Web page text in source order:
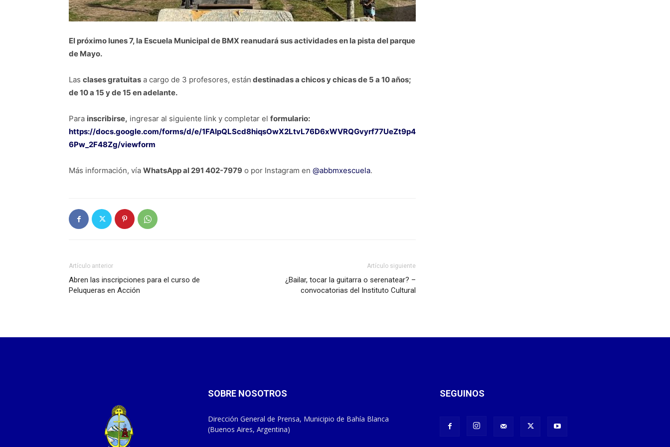
El próximo lunes 7, la Escuela Municipal de BMX reanudará sus actividades en la pista del parque
de Mayo.
Las clases gratuitas a cargo de 3 profesores, están destinadas a chicos y chicas de 5 a 10 años;
de 10 a 15 y de 15 en adelante.
Para inscribirse, ingresar al siguiente link y completar el formulario:
https://docs.google.com/forms/d/e/1FAIpQLScd8hiqsOwX2LtvL76D6xWVRQGvyrf77UeZt9p4
6Pw_2F48Zg/viewform
Más información, vía WhatsApp al 291 402-7979 o por Instagram en @abbmxescuela.
Artículo anterior
Abren las inscripciones para el curso de
Peluqueras en Acción
Artículo siguiente
¿Bailar, tocar la guitarra o serenatear? –
convocatorias del Instituto Cultural
SOBRE NOSOTROS
Dirección General de Prensa, Municipio de Bahía Blanca
(Buenos Aires, Argentina)
SEGUINOS